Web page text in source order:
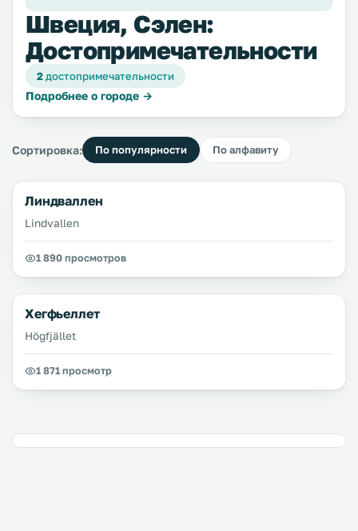
Швеция, Сэлен:
Достопримечательности
2достопримечательности
Подробнее о городе →
Сортировка: По популярности По алфавиту
Линдваллен
Lindvallen
1 890 просмотров
Хегфьеллет
Högfjället
1 871 просмотр